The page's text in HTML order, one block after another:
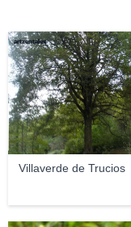
Villaverde de Trucios
artzentales